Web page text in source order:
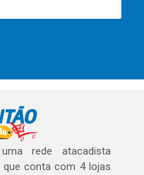
rede atacadista
que conta com 4 lojas